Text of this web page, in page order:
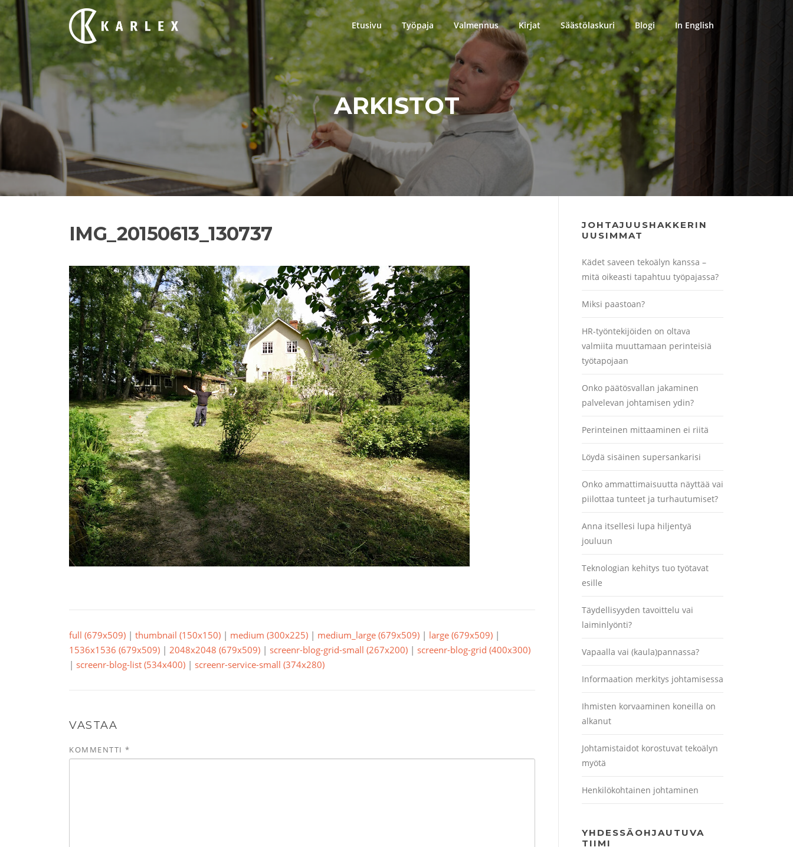
Siirry
suoraan
sisältöön
Etusivu Työpaja Valmennus Kirjat Säästölaskuri Blogi In English
ARKISTOT
IMG_20150613_130737
full (679x509) | thumbnail (150x150) | medium (300x225) | medium_large (679x509) | large (679x509) |
1536x1536 (679x509) | 2048x2048 (679x509) | screenr-blog-grid-small (267x200) | screenr-blog-grid (400x300)
| screenr-blog-list (534x400) | screenr-service-small (374x280)
VASTAA
KOMMENTTI *
JOHTAJUUSHAKKERIN
UUSIMMAT
Kädet saveen tekoälyn kanssa –
mitä oikeasti tapahtuu työpajassa?
Miksi paastoan?
HR-työntekijöiden on oltava
valmiita muuttamaan perinteisiä
työtapojaan
Onko päätösvallan jakaminen
palvelevan johtamisen ydin?
Perinteinen mittaaminen ei riitä
Löydä sisäinen supersankarisi
Onko ammattimaisuutta näyttää vai
piilottaa tunteet ja turhautumiset?
Anna itsellesi lupa hiljentyä
jouluun
Teknologian kehitys tuo työtavat
esille
Täydellisyyden tavoittelu vai
laiminlyönti?
Vapaalla vai (kaula)pannassa?
Informaation merkitys johtamisessa
Ihmisten korvaaminen koneilla on
alkanut
Johtamistaidot korostuvat tekoälyn
myötä
Henkilökohtainen johtaminen
YHDESSÄOHJAUTUVA
TIIMI